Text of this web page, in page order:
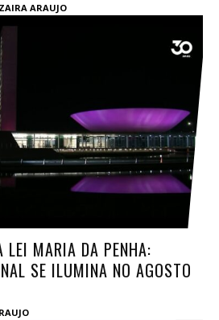
ZAIRA ARAUJO
MARIA DA PENHA:
SE ILUMINA NO AGOSTO